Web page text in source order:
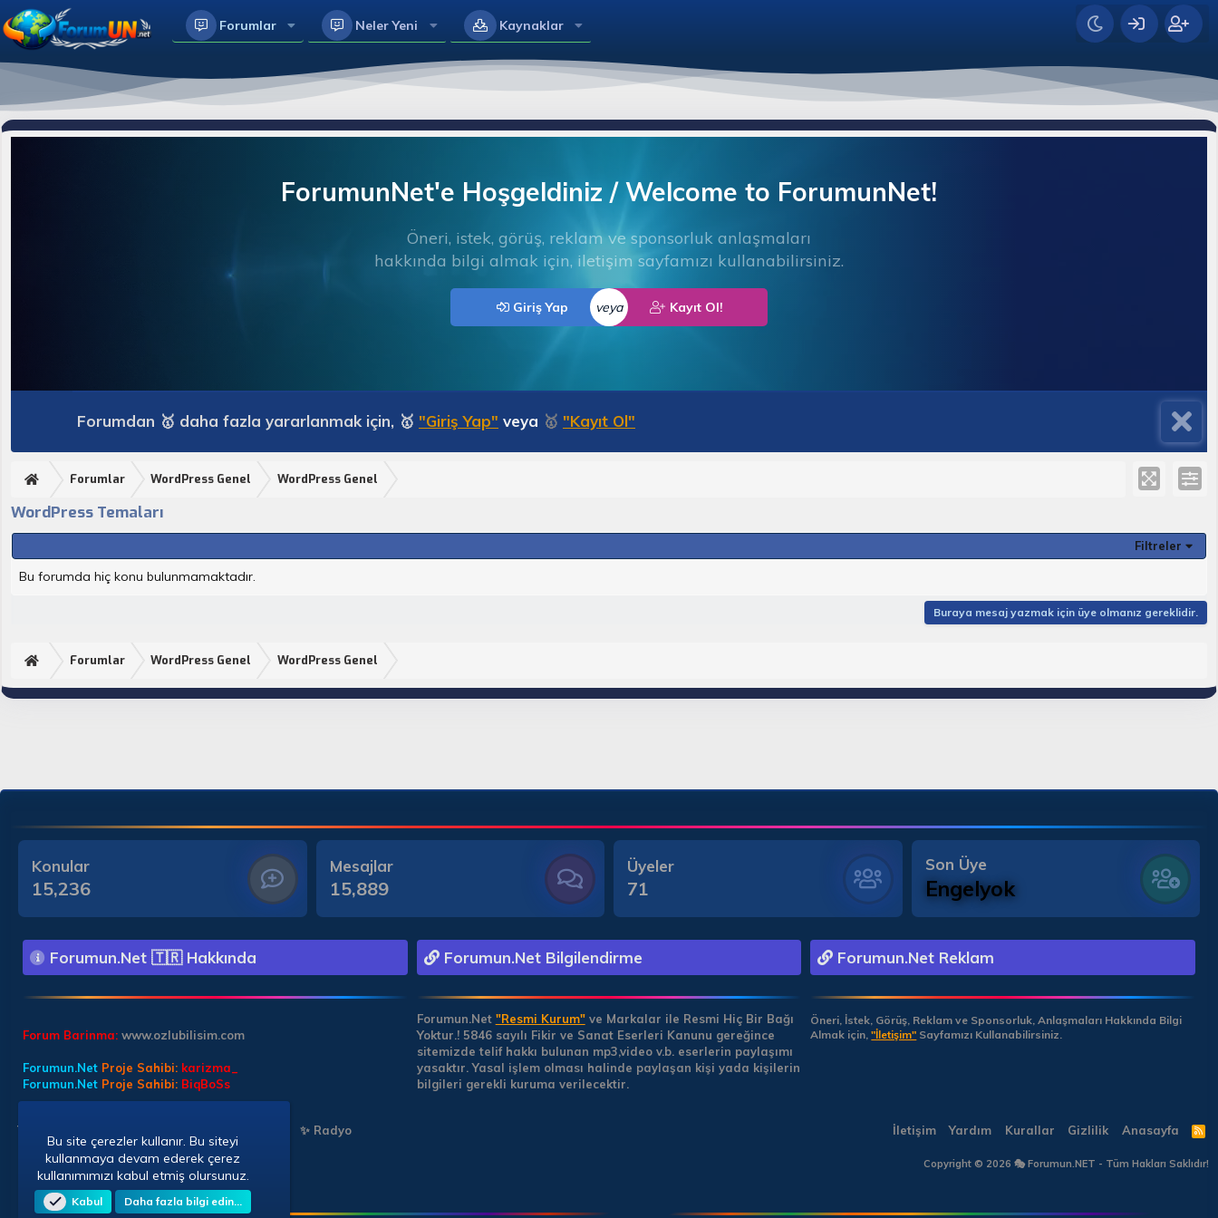
Forumlar Neler Yeni Kaynaklar
ForumunNet'e Hoşgeldiniz / Welcome to ForumunNet!
Öneri, istek, görüş, reklam ve sponsorluk anlaşmaları
hakkında bilgi almak için, iletişim sayfamızı kullanabilirsiniz.
Giriş Yap veya Kayıt Ol!
Forumdan 🥇 daha fazla yararlanmak için, 🥇 "Giriş Yap" veya 🥇 "Kayıt Ol"
Forumlar WordPress Genel WordPress Genel
WordPress Temaları
Filtreler
Bu forumda hiç konu bulunmamaktadır.
Buraya mesaj yazmak için üye olmanız gereklidir.
Forumlar WordPress Genel WordPress Genel
Konular
15,236
Mesajlar
15,889
Üyeler
71
Son Üye
Engelyok
Forumun.Net 🇹🇷 Hakkında
Forum Barinma: www.ozlubilisim.com
Forumun.Net Proje Sahibi: karizma_
Forumun.Net Proje Sahibi: BiqBoSs
Forumun.Net Bilgilendirme
Forumun.Net "Resmi Kurum"ve Markalar ile Resmi Hiç Bir Bağı
Yoktur.! 5846 sayılı Fikir ve Sanat Eserleri Kanunu gereğince
sitemizde telif hakkı bulunan mp3,video v.b. eserlerin paylaşımı
yasaktır. Yasal işlem olması halinde paylaşan kişi yada kişilerin
bilgileri gerekli kuruma verilecektir.
Forumun.Net Reklam
Öneri, İstek, Görüş, Reklam ve Sponsorluk, Anlaşmaları Hakkında Bilgi
Almak için,"İletişim" Sayfamızı Kullanabilirsiniz.
Türkçe (TR) ✨ Radyo İletişim Yardım Kurallar Gizlilik Anasayfa
R
S
Copyright © 2026 🎭 Forumun.NET - Tüm Hakları Saklıdır!
Bu site çerezler kullanır. Bu siteyi
kullanmaya devam ederek çerez
kullanımımızı kabul etmiş olursunuz.
Kabul Daha fazla bilgi edin…